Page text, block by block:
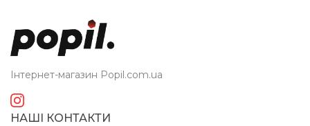
Інтернет-магазин Popil.com.ua
НАШІ КОНТАКТИ